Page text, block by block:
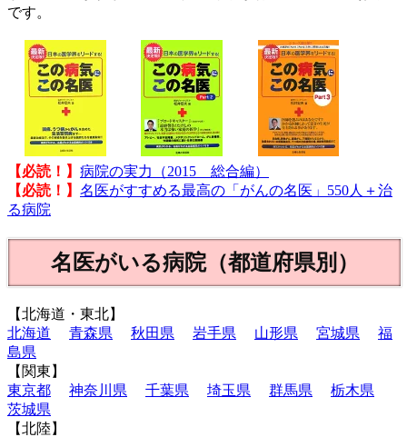
です。
【必読！】 病院の実力（2015 総合編）
【必読！】 名医がすすめる最高の「がんの名医」550人＋治
る病院
名医がいる病院（都道府県別）
【北海道・東北】
北海道
青森県 秋田県 岩手県 山形県 宮城県
福
島県
【関東】
東京都
神奈川県 千葉県 埼玉県 群馬県
栃木県
茨城県
【北陸】